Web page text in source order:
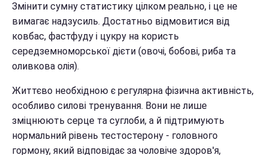
Змінити сумну статистику цілком реально, і це не
вимагає надзусиль. Достатньо відмовитися від
ковбас, фастфуду і цукру на користь
середземноморської дієти (овочі, бобові, риба та
оливкова олія).
Життєво необхідною є регулярна фізична активність,
особливо силові тренування. Вони не лише
зміцнюють серце та суглоби, а й підтримують
нормальний рівень тестостерону - головного
гормону, який відповідає за чоловіче здоров'я,